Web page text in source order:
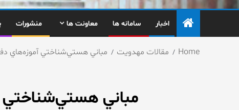
اخبار سامانه ها معاونت ها منشورات
Home مقالات مهدویت مباني هستي‌شناختي آموزه‌هاي
مباني هستي‌شناختي